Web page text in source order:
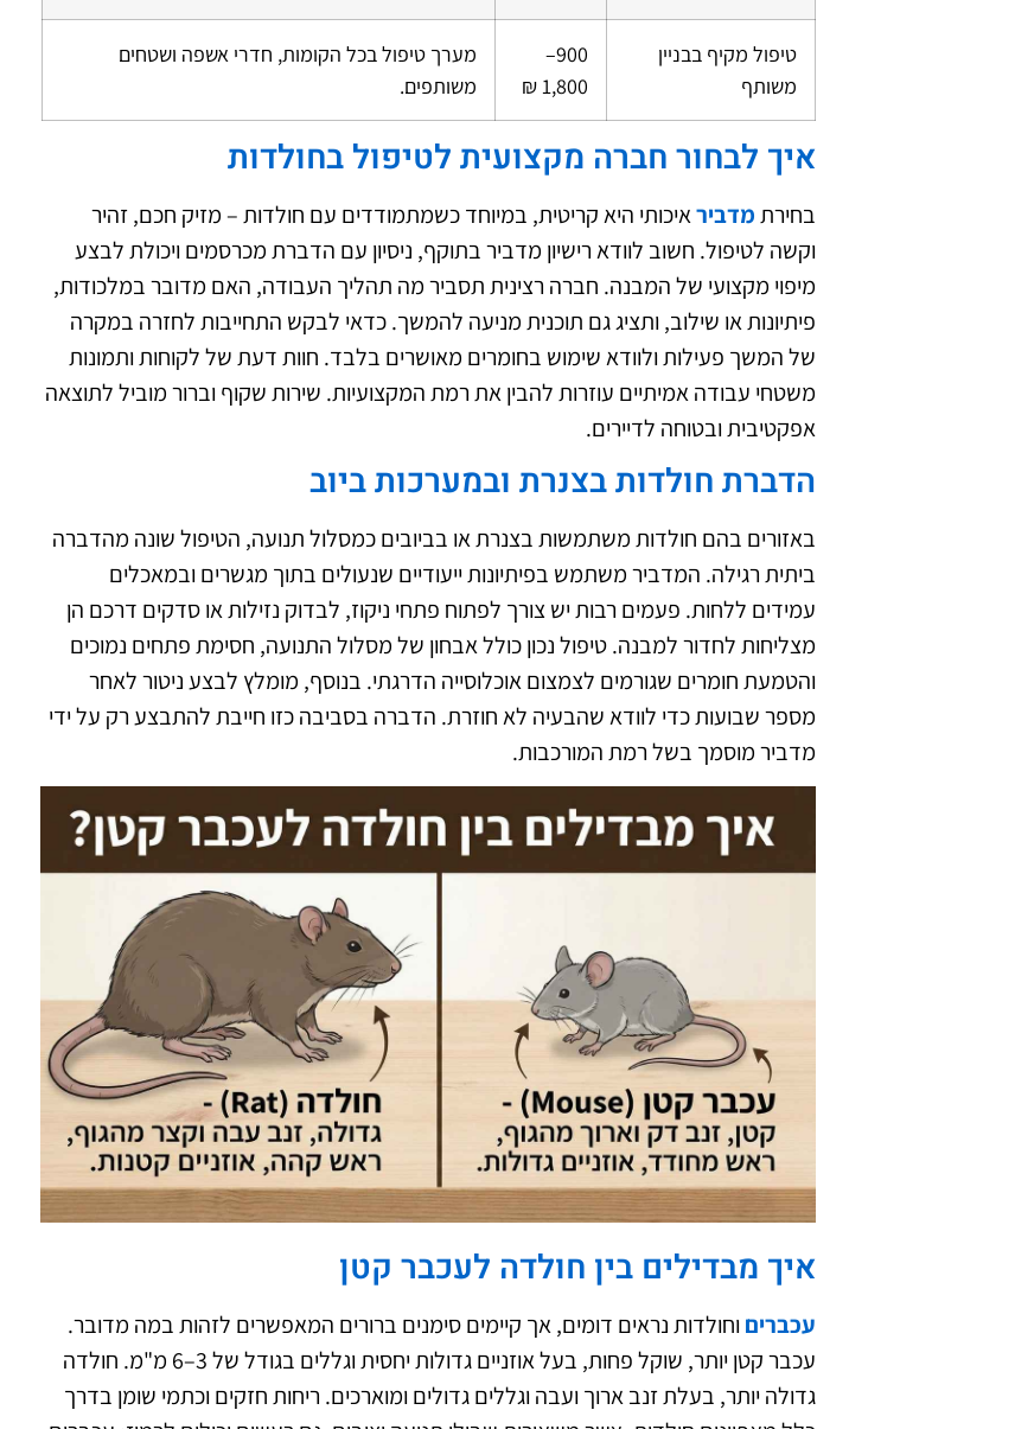
טיפול מקיף בבניין
משותף
900–
1,800 ₪
מערך טיפול בכל הקומות, חדרי אשפה ושטחים
משותפים.
איך לבחור חברה מקצועית לטיפול בחולדות
בחירתמדביראיכותי היא קריטית, במיוחד כשמתמודדים עם חולדות – מזיק חכם, זהיר
וקשה לטיפול. חשוב לוודא רישיון מדביר בתוקף, ניסיון עם הדברת מכרסמים ויכולת לבצע
מיפוי מקצועי של המבנה. חברה רצינית תסביר מה תהליך העבודה, האם מדובר במלכודות,
פיתיונות או שילוב, ותציג גם תוכנית מניעה להמשך. כדאי לבקש התחייבות לחזרה במקרה
של המשך פעילות ולוודא שימוש בחומרים מאושרים בלבד. חוות דעת של לקוחות ותמונות
משטחי עבודה אמיתיים עוזרות להבין את רמת המקצועיות. שירות שקוף וברור מוביל לתוצאה
אפקטיבית ובטוחה לדיירים.
הדברת חולדות בצנרת ובמערכות ביוב
באזורים בהם חולדות משתמשות בצנרת או בביובים כמסלול תנועה, הטיפול שונה מהדברה
ביתית רגילה. המדביר משתמש בפיתיונות ייעודיים שנעולים בתוך מגשרים ובמאכלים
עמידים ללחות. פעמים רבות יש צורך לפתוח פתחי ניקוז, לבדוק נזילות או סדקים דרכם הן
מצליחות לחדור למבנה. טיפול נכון כולל אבחון של מסלול התנועה, חסימת פתחים נמוכים
והטמעת חומרים שגורמים לצמצום אוכלוסייה הדרגתי. בנוסף, מומלץ לבצע ניטור לאחר
מספר שבועות כדי לוודא שהבעיה לא חוזרת. הדברה בסביבה כזו חייבת להתבצע רק על ידי
מדביר מוסמך בשל רמת המורכבות.
איך מבדילים בין חולדה לעכבר קטן
עכבריםוחולדות נראים דומים, אך קיימים סימנים ברורים המאפשרים לזהות במה מדובר.
עכבר קטן יותר, שוקל פחות, בעל אוזניים גדולות יחסית וגללים בגודל של 3–6 מ"מ. חולדה
גדולה יותר, בעלת זנב ארוך ועבה וגללים גדולים ומוארכים. ריחות חזקים וכתמי שומן בדרך